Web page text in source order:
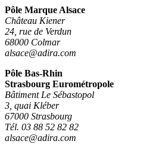
Pôle Marque Alsace
Château Kiener
24, rue de Verdun
68000 Colmar
alsace@adira.com
Pôle Bas-Rhin
Strasbourg Eurométropole
Bâtiment Le Sébastopol
3, quai Kléber
67000 Strasbourg
Tél. 03 88 52 82 82
alsace@adira.com